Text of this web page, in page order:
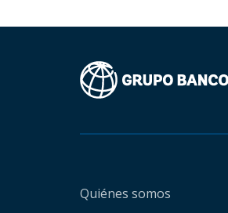
Quiénes somos